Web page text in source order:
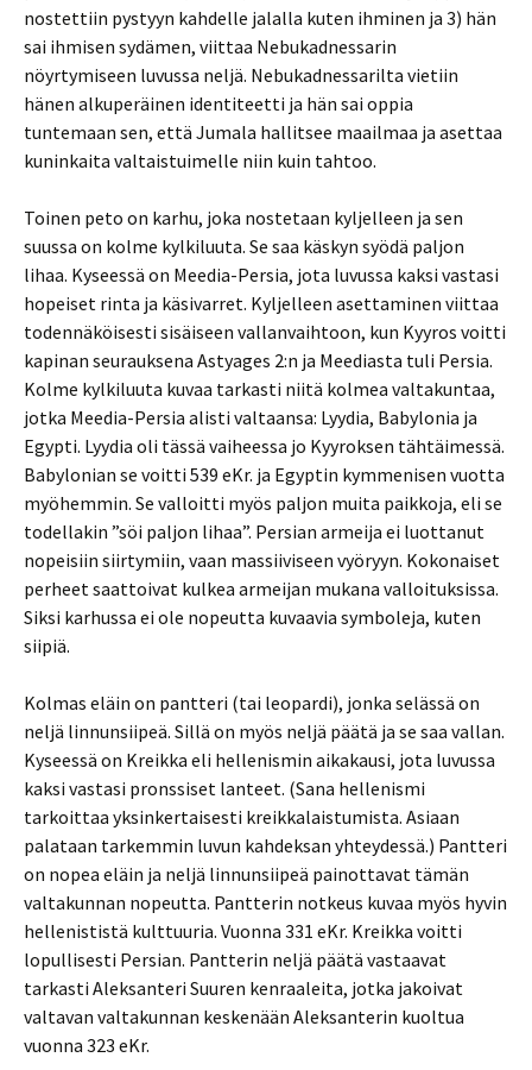
nostettiin pystyyn kahdelle jalalla kuten ihminen ja 3) hän
sai ihmisen sydämen, viittaa Nebukadnessarin
nöyrtymiseen luvussa neljä. Nebukadnessarilta vietiin
hänen alkuperäinen identiteetti ja hän sai oppia
tuntemaan sen, että Jumala hallitsee maailmaa ja asettaa
kuninkaita valtaistuimelle niin kuin tahtoo.
Toinen peto on karhu, joka nostetaan kyljelleen ja sen
suussa on kolme kylkiluuta. Se saa käskyn syödä paljon
lihaa. Kyseessä on Meedia-Persia, jota luvussa kaksi vastasi
hopeiset rinta ja käsivarret. Kyljelleen asettaminen viittaa
todennäköisesti sisäiseen vallanvaihtoon, kun Kyyros voitti
kapinan seurauksena Astyages 2:n ja Meediasta tuli Persia.
Kolme kylkiluuta kuvaa tarkasti niitä kolmea valtakuntaa,
jotka Meedia-Persia alisti valtaansa: Lyydia, Babylonia ja
Egypti. Lyydia oli tässä vaiheessa jo Kyyroksen tähtäimessä.
Babylonian se voitti 539 eKr. ja Egyptin kymmenisen vuotta
myöhemmin. Se valloitti myös paljon muita paikkoja, eli se
todellakin ”söi paljon lihaa”. Persian armeija ei luottanut
nopeisiin siirtymiin, vaan massiiviseen vyöryyn. Kokonaiset
perheet saattoivat kulkea armeijan mukana valloituksissa.
Siksi karhussa ei ole nopeutta kuvaavia symboleja, kuten
siipiä.
Kolmas eläin on pantteri (tai leopardi), jonka selässä on
neljä linnunsiipeä. Sillä on myös neljä päätä ja se saa vallan.
Kyseessä on Kreikka eli hellenismin aikakausi, jota luvussa
kaksi vastasi pronssiset lanteet. (Sana hellenismi
tarkoittaa yksinkertaisesti kreikkalaistumista. Asiaan
palataan tarkemmin luvun kahdeksan yhteydessä.) Pantteri
on nopea eläin ja neljä linnunsiipeä painottavat tämän
valtakunnan nopeutta. Pantterin notkeus kuvaa myös hyvin
hellenististä kulttuuria. Vuonna 331 eKr. Kreikka voitti
lopullisesti Persian. Pantterin neljä päätä vastaavat
tarkasti Aleksanteri Suuren kenraaleita, jotka jakoivat
valtavan valtakunnan keskenään Aleksanterin kuoltua
vuonna 323 eKr.